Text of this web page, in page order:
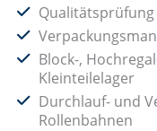
Qualitätsprüfung
Block-,
Kleinteilelager
Durchlauf- und
Rollenbahnen